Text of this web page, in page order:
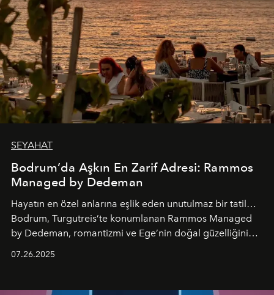
SEYAHAT
Bodrum’da Aşkın En Zarif Adresi: Rammos
Managed by Dedeman
Hayatın en özel anlarına eşlik eden unutulmaz bir tatil…
Bodrum, Turgutreis’te konumlanan Rammos Managed
by Dedeman, romantizmi ve Ege’nin doğal güzelliğini
07.26.2025